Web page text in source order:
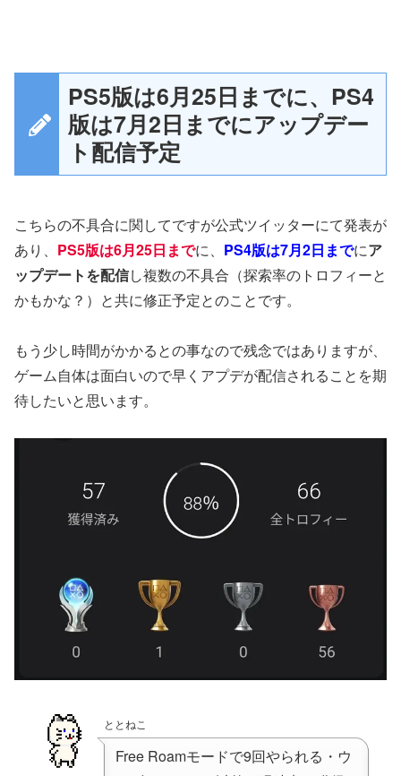
PS5版は6月25日までに、PS4
版は7月2日までにアップデー
ト配信予定
こちらの不具合に関してですが公式ツイッターにて発表が
あり、 PS5版は6月25日までに、 PS4版は7月2日までにア
ップデートを配信し複数の不具合（探索率のトロフィーと
かもかな？）と共に修正予定とのことです。
もう少し時間がかかるとの事なので残念ではありますが、
ゲーム自体は面白いので早くアプデが配信されることを期
待したいと思います。
ととねこ
Free Roamモードで9回やられる・ウ